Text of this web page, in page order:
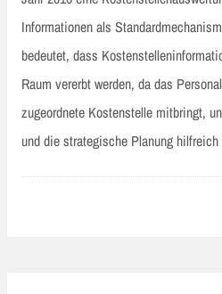
Informationen als
bedeutet, dass
Raum vererbt werden, da das
zugeordnete Kostenstelle mitbringt,
und die strategische Planung